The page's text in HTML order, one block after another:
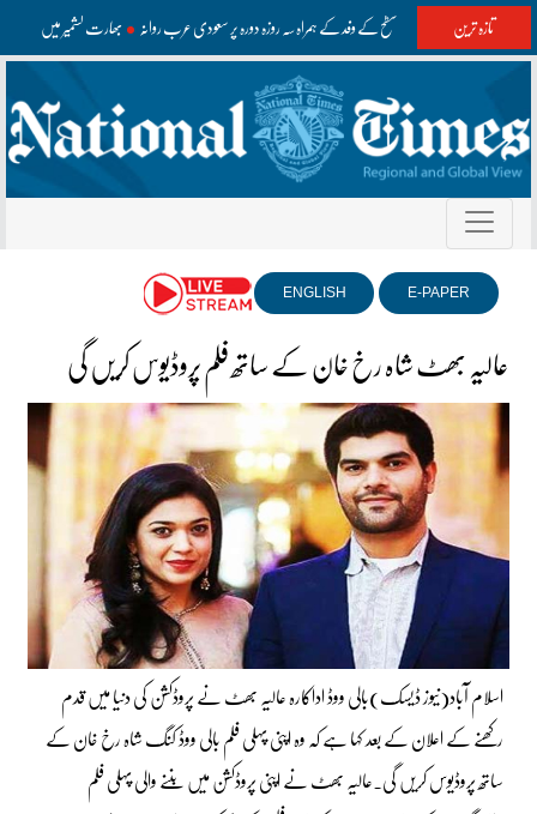
تازہ ترین وزیراعظم اعلیٰ سطح کے وفد کے ہمراہ سہ روزہ دورہ پر سعودی عرب روانہ بھارت کشمیر میں غلط
E-PAPER
ENGLISH
عالیہ بھٹ شاہ رخ خان کے ساتھ فلم پروڈیوس کریں گی
اسلام آباد(نیوز ڈیسک)بالی ووڈ اداکارہ عالیہ بھٹ نے پروڈکشن کی دنیا میں قدم
رکھنے کے اعلان کے بعد کہا ہے کہ وہ اپنی پہلی فلم بالی ووڈ کنگ شاہ رخ خان کے
ساتھ پروڈیوس کریں گی۔عالیہ بھٹ نے اپنی پروڈکشن میں بننے والی پہلی فلم